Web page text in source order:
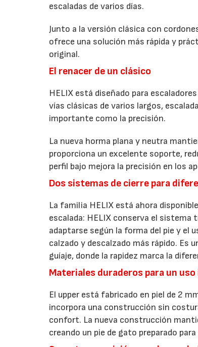
escaladas de varios días.
Junto a la versión clásica con
ofrece una solución más rápida y
original.
El renacer de un clásico
HELIX está diseñado para
vías clásicas de varios largos,
importante como la precisión.
La nueva horma plana y neutra
proporciona un excelente soporte,
perfil bajo mejora la precisión en los
Dos sistemas de cierre para
La familia HELIX está ahora
escalada: HELIX conserva el
adaptarse según la forma del pie y el
calzado y descalzado más rápido. Es
guíaje, donde la rapidez marca la
Materiales duraderos para un
El upper está fabricado en piel de 2
incorpora una construcción sin
confort. La nueva construcción
creando un pie de gato preparado